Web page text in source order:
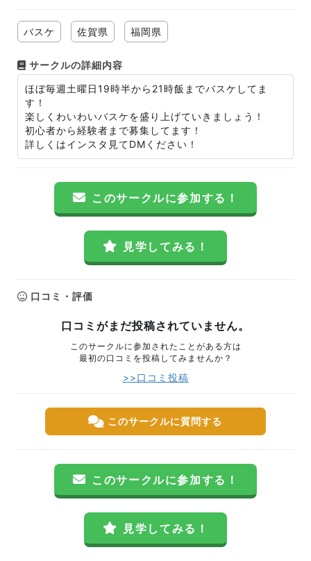
バスケ 佐賀県 福岡県
サークルの詳細内容
ほぼ毎週土曜日19時半から21時飯までバスケしてま
す！
楽しくわいわいバスケを盛り上げていきましょう！
初心者から経験者まで募集してます！
詳しくはインスタ見てDMください！
このサークルに参加する！
見学してみる！
口コミ・評価
口コミがまだ投稿されていません。
このサークルに参加されたことがある方は
最初の口コミを投稿してみませんか？
>>口コミ投稿
このサークルに質問する
このサークルに参加する！
見学してみる！